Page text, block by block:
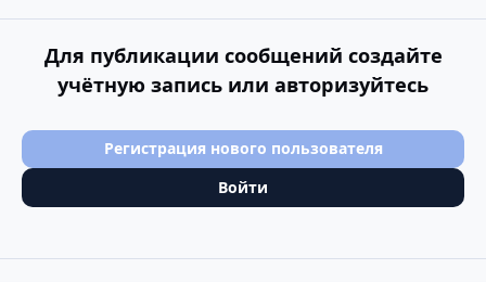
Для публикации сообщений создайте
учётную запись или авторизуйтесь
Регистрация нового пользователя
Войти